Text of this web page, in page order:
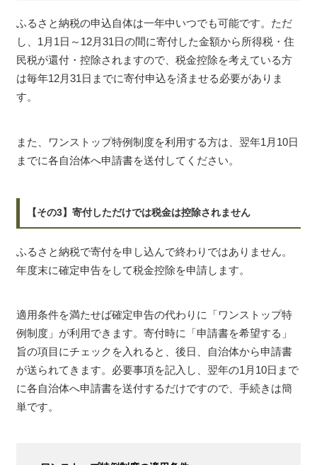
ふるさと納税の申込自体は一年中いつでも可能です。ただ
し、1月1日～12月31日の間に寄付した金額から所得税・住
民税が還付・控除されますので、税金控除を考えている方
は毎年12月31日までに寄付申込を済ませる必要がありま
す。
また、ワンストップ特例制度を利用する方は、翌年1月10日
までに各自治体へ申請書を送付してください。
【その3】寄付しただけでは税金は控除されません
ふるさと納税で寄付を申し込んで終わりではありません。
年度末に確定申告をして税金控除を申請します。
適用条件を満たせば確定申告の代わりに「ワンストップ特
例制度」が利用できます。寄付時に「申請書を希望する」
旨の項目にチェックを入れると、後日、自治体から申請書
が送られてきます。必要事項を記入し、翌年の1月10日まで
に各自治体へ申請書を送付するだけですので、手続きは簡
単です。